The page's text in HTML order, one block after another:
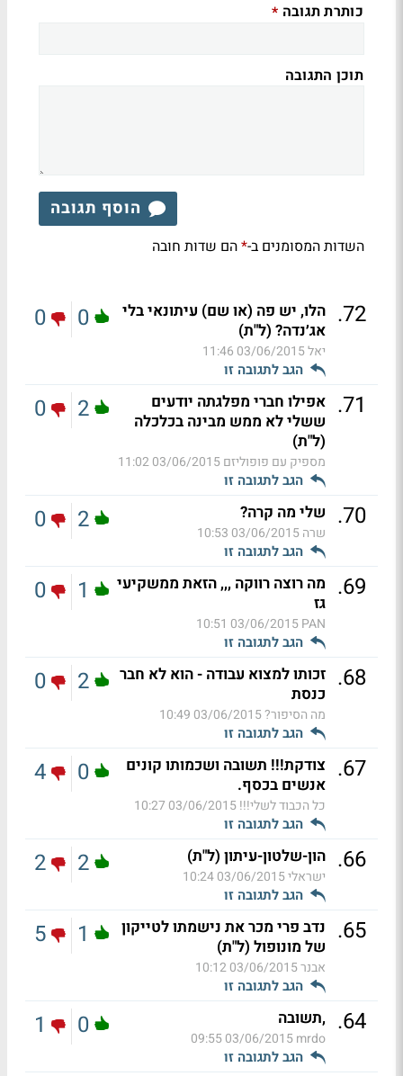
כותרת תגובה *
תוכן התגובה
הוסף תגובה
השדות המסומנים ב-*הם שדות חובה
72
. הלו, יש פה (או שם) עיתונאי בלי
אג׳נדה? (ל"ת)
יאל03/06/2015 11:46
הגב לתגובה זו
0
0
71
. אפילו חברי מפלגתה יודעים
ששלי לא ממש מבינה בכלכלה
(ל"ת)
מספיק עם פופוליזם03/06/2015 11:02
הגב לתגובה זו
2
0
70
. שלי מה קרה?
שרה03/06/2015 10:53
הגב לתגובה זו
2
0
69
. מה רוצה רווקה ,,, הזאת ממשקיעי
גז
PAN
03/06/2015 10:51
הגב לתגובה זו
1
0
68
. זכותו למצוא עבודה - הוא לא חבר
כנסת
מה הסיפור?03/06/2015 10:49
הגב לתגובה זו
2
0
67
. צודקת!!! תשובה ושכמותו קונים
אנשים בכסף.
כל הכבוד לשלי!!!03/06/2015 10:27
הגב לתגובה זו
0
4
66
. הון-שלטון-עיתון (ל"ת)
ישראלי03/06/2015 10:24
הגב לתגובה זו
2
2
65
. נדב פרי מכר את נישמתו לטייקון
של מונופול (ל"ת)
אבנר03/06/2015 10:12
הגב לתגובה זו
1
5
64
. ,תשובה
mrdo
03/06/2015 09:55
הגב לתגובה זו
0
1